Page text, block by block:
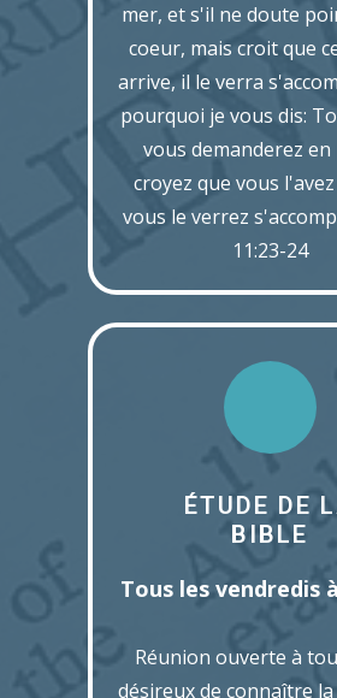
mer, et s'il ne doute
coeur, mais croit que
arrive, il le verra
pourquoi je vous dis:
vous demanderez
croyez que vous
vous le verrez
11:23-24
ÉTUDE DE
BIBLE
Tous les vendredis
Réunion ouverte à
désireux de connaître